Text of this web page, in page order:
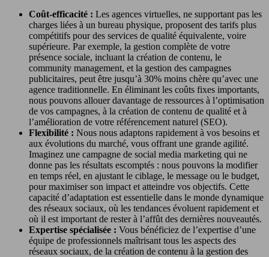
Coût-efficacité : Les agences virtuelles, ne supportant pas les
charges liées à un bureau physique, proposent des tarifs plus
compétitifs pour des services de qualité équivalente, voire
supérieure. Par exemple, la gestion complète de votre
présence sociale, incluant la création de contenu, le
community management, et la gestion des campagnes
publicitaires, peut être jusqu’à 30% moins chère qu’avec une
agence traditionnelle. En éliminant les coûts fixes importants,
nous pouvons allouer davantage de ressources à l’optimisation
de vos campagnes, à la création de contenu de qualité et à
l’amélioration de votre référencement naturel (SEO).
Flexibilité : Nous nous adaptons rapidement à vos besoins et
aux évolutions du marché, vous offrant une grande agilité.
Imaginez une campagne de social media marketing qui ne
donne pas les résultats escomptés : nous pouvons la modifier
en temps réel, en ajustant le ciblage, le message ou le budget,
pour maximiser son impact et atteindre vos objectifs. Cette
capacité d’adaptation est essentielle dans le monde dynamique
des réseaux sociaux, où les tendances évoluent rapidement et
où il est important de rester à l’affût des dernières nouveautés.
Expertise spécialisée : Vous bénéficiez de l’expertise d’une
équipe de professionnels maîtrisant tous les aspects des
réseaux sociaux, de la création de contenu à la gestion des